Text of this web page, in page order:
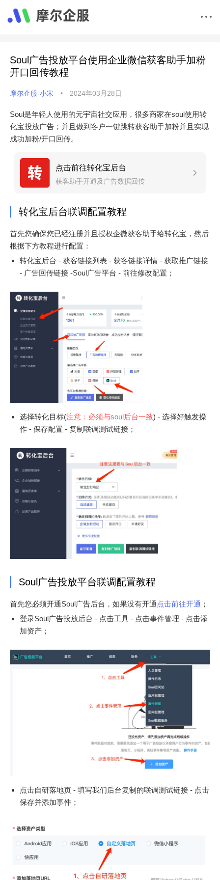
Soul广告投放平台使用企业微信获客助手加粉
开口回传教程
摩尔企服-小宋 • 2024年03月28日
Soul是年轻人使用的元宇宙社交应用，很多商家在soul使用转
化宝投放广告；并且做到客户一键跳转获客助手加粉并且实现
成功加粉/开口回传。
点击前往转化宝后台
获客助手开通及广告数据回传
转化宝后台联调配置教程
首先您确保您已经注册并且授权企微获客助手给转化宝，然后
根据下方教程进行配置：
转化宝后台 - 获客链接列表 - 获客链接详情 - 获取推广链接
- 广告回传链接 -Soul广告平台 - 前往修改配置；
选择转化目标(注意：必须与soul后台一致) - 选择好触发操
作 - 保存配置 - 复制联调测试链接；
Soul广告投放平台联调配置教程
首先您必须开通Soul广告后台，如果没有开通 点击前往开通 ；
登录Soul广告投放后台 - 点击工具 - 点击事件管理 - 点击添
加资产；
点击自研落地页 - 填写我们后台复制的联调测试链接 - 点击
保存并添加事件；